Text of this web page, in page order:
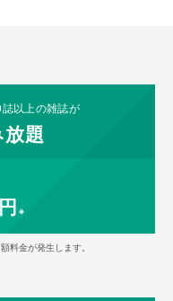
誌以上の雑誌が
題
円 ※
料金が発生します。